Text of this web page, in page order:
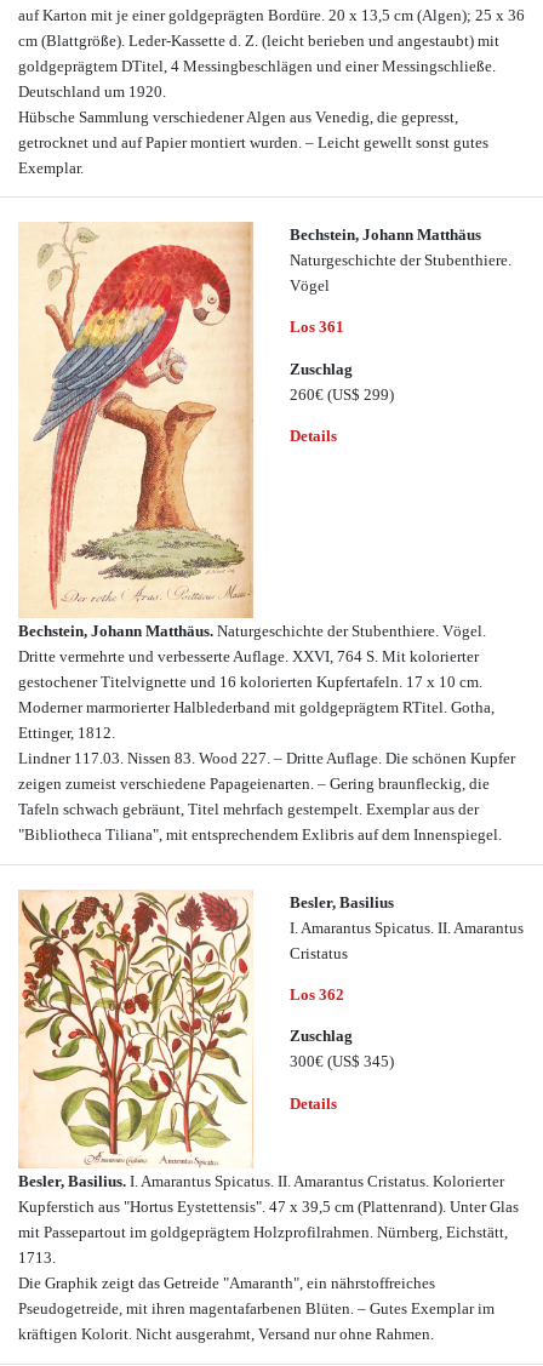
auf Karton mit je einer goldgeprägten Bordüre. 20 x 13,5 cm (Algen); 25 x 36
cm (Blattgröße). Leder-Kassette d. Z. (leicht berieben und angestaubt) mit
goldgeprägtem DTitel, 4 Messingbeschlägen und einer Messingschließe.
Deutschland um 1920.
Hübsche Sammlung verschiedener Algen aus Venedig, die gepresst,
getrocknet und auf Papier montiert wurden. – Leicht gewellt sonst gutes
Exemplar.
Bechstein, Johann Matthäus
Naturgeschichte der Stubenthiere.
Vögel
Los 361
Zuschlag
260€ (US$ 299)
Details
Bechstein, Johann Matthäus. Naturgeschichte der Stubenthiere. Vögel.
Dritte vermehrte und verbesserte Auflage. XXVI, 764 S. Mit kolorierter
gestochener Titelvignette und 16 kolorierten Kupfertafeln. 17 x 10 cm.
Moderner marmorierter Halblederband mit goldgeprägtem RTitel. Gotha,
Ettinger, 1812.
Lindner 117.03. Nissen 83. Wood 227. – Dritte Auflage. Die schönen Kupfer
zeigen zumeist verschiedene Papageienarten. – Gering braunfleckig, die
Tafeln schwach gebräunt, Titel mehrfach gestempelt. Exemplar aus der
"Bibliotheca Tiliana", mit entsprechendem Exlibris auf dem Innenspiegel.
Besler, Basilius
I. Amarantus Spicatus. II. Amarantus
Cristatus
Los 362
Zuschlag
300€ (US$ 345)
Details
Besler, Basilius. I. Amarantus Spicatus. II. Amarantus Cristatus. Kolorierter
Kupferstich aus "Hortus Eystettensis". 47 x 39,5 cm (Plattenrand). Unter Glas
mit Passepartout im goldgeprägtem Holzprofilrahmen. Nürnberg, Eichstätt,
1713.
Die Graphik zeigt das Getreide "Amaranth", ein nährstoffreiches
Pseudogetreide, mit ihren magentafarbenen Blüten. – Gutes Exemplar im
kräftigen Kolorit. Nicht ausgerahmt, Versand nur ohne Rahmen.